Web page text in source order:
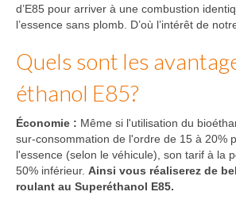
d’E85 pour arriver à une combustion
l’essence sans plomb. D’où l’intérêt de
Quels sont les
éthanol E85?
Économie : Même si l'utilisation du
sur-consommation de l'ordre de 15 à 20%
l'essence (selon le véhicule), son tarif à la
50% inférieur. Ainsi vous réaliserez de
roulant au Superéthanol E85.